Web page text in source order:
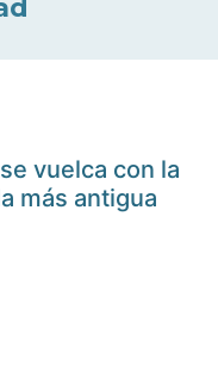
vuelca con la
más antigua